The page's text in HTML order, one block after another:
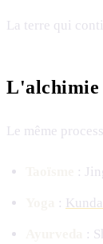
La terre qui
L'alchimie
Le même
:
:
: